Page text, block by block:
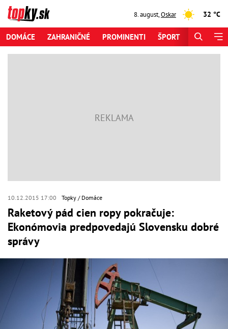
8. august,Oskar 32 °C
DOMÁCE ZAHRANIČNÉ PROMINENTI ŠPORT
10.12.2015 17:00 Topky Domáce
Raketový pád cien ropy pokračuje:
Ekonómovia predpovedajú Slovensku dobré
správy